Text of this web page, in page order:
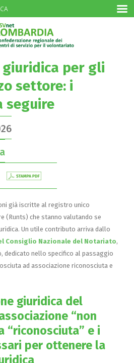
per gli
settore: i
seguire
già iscritte al registro unico
(Runts) che stanno valutando se
Un utile contributo arriva dallo
Consiglio Nazionale del Notariato,
dedicato nello specifico al passaggio
ad associazione riconosciuta e
giuridica del
“non
“riconosciuta” e i
per ottenere la